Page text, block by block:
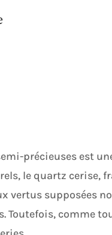
précieuses est
le quartz cerise,
vertus supposées
Toutefois, comme